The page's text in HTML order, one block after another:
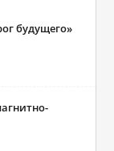
будущего»